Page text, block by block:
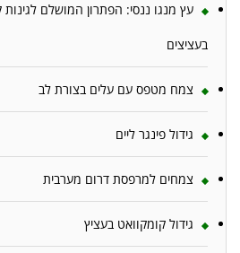
עץ מנגו ננסי: הפתרון המושלם לגינות
בעציצים
צמח מטפס עם עלים בצורת לב
גידול פינגר ליים
צמחים למרפסת דרום מערבית
גידול קומקוואט בעציץ